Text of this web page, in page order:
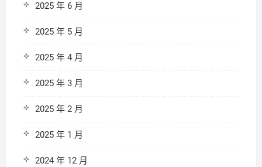
2025 年 6 月
2025 年 5 月
2025 年 4 月
2025 年 3 月
2025 年 2 月
2025 年 1 月
2024 年 12 月